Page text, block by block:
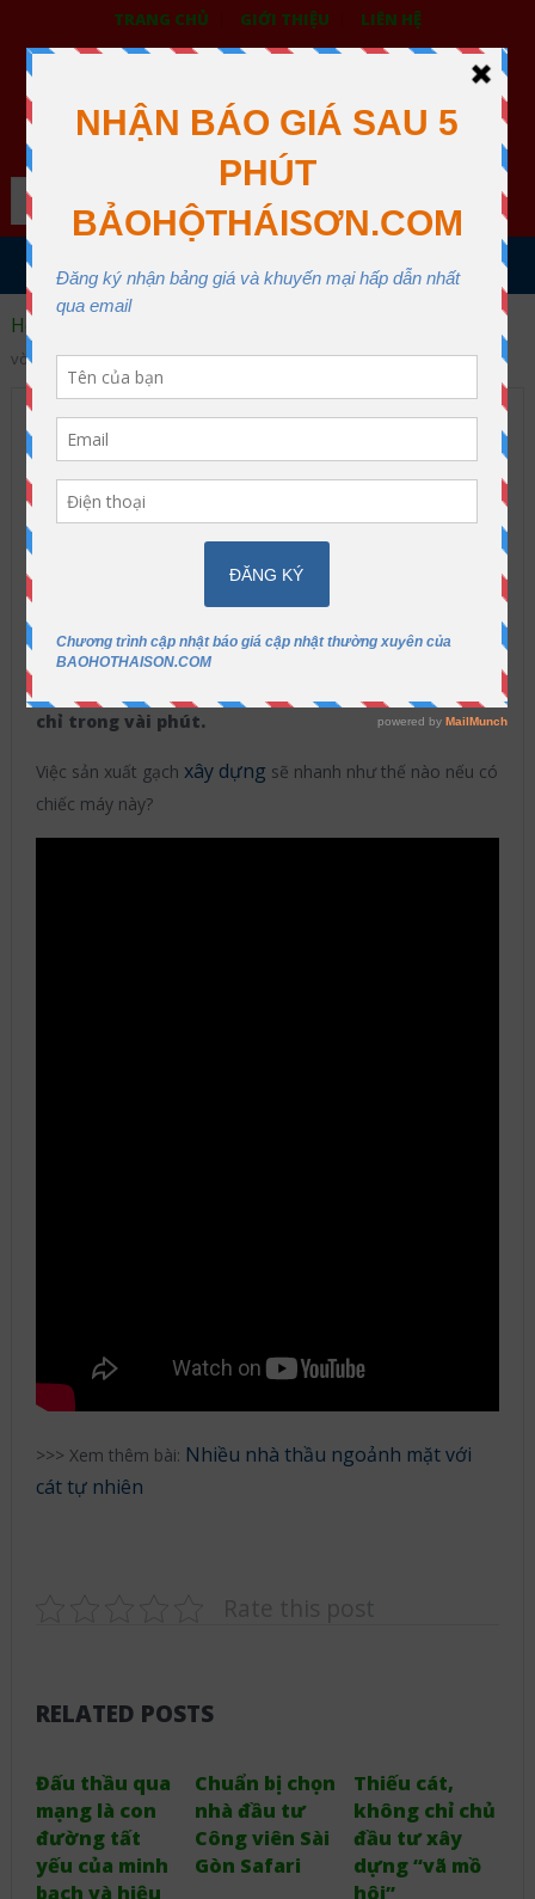
TRANG CHỦ GIỚI THIỆU LIÊN HỆ
BẢO HỘ LAO ĐỘNG THÁI SƠN
XƯỞNG MAY THÁI SƠN QUẬN 12
Search
MENU
Home
vòng 1 phút
Chiếc máy sản xuất 300 viên
gạch trong vòng 1 phút
2017-09-22
Không có bình luận
“quái vật” sản xuất gạch. Từ vật liệu đất sét thô
chỉ trong vài phút.
Việc sản xuất gạch xây dựng sẽ nhanh như thế nào nếu có
chiếc máy này?
>>> Xem thêm bài: Nhiều nhà thầu ngoảnh mặt với
cát tự nhiên
RELATED POSTS
Đấu thầu qua
mạng là con
đường tất
yếu của minh
bạch và hiệu
Chuẩn bị chọn
nhà đầu tư
Công viên Sài
Gòn Safari
Thiếu cát,
không chỉ chủ
đầu tư xây
dựng “vã mồ
hôi”